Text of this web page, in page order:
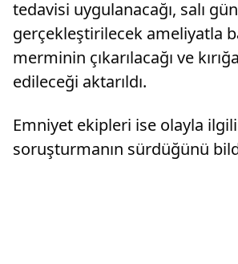
tedavisi uygulanacağı, salı
gerçekleştirilecek ameliyatla
merminin çıkarılacağı ve
edileceği aktarıldı.
Emniyet ekipleri ise olayla ilgili
soruşturmanın sürdüğünü